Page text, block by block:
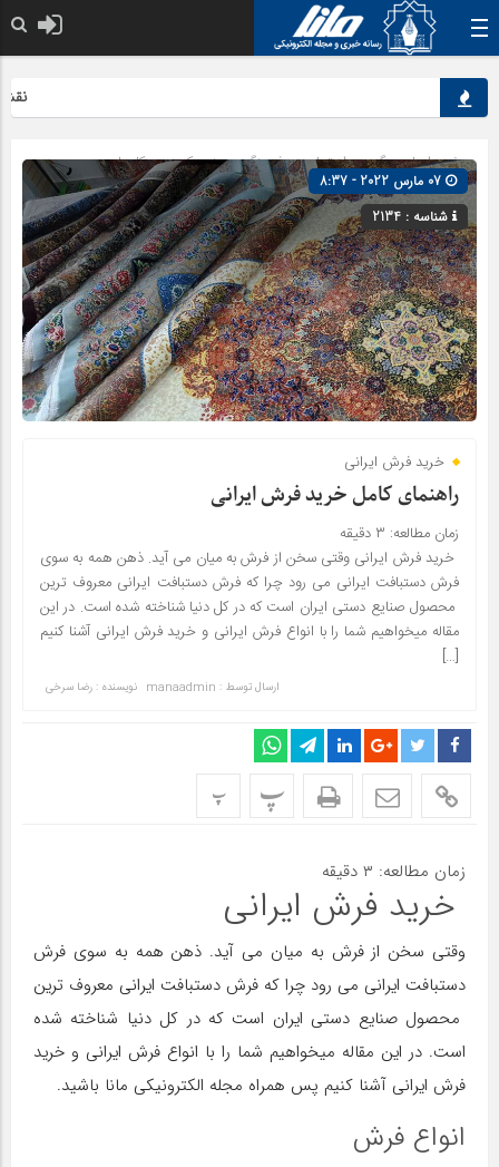
نقش
صفحه اصلی» گروه »اجتماعی»فرهنگ و هنر»کسب و کارها
شناسه : 2134
خرید فرش ایرانی
راهنمای کامل خرید فرش ایرانی
زمان مطالعه: ۳ دقیقه
خرید فرش ایرانی وقتی سخن از فرش به میان می آید. ذهن همه به سوی
فرش دستبافت ایرانی می رود چرا که فرش دستبافت ایرانی معروف ترین
محصول صنایع دستی ایران است که در کل دنیا شناخته شده است. در این
مقاله میخواهیم شما را با انواع فرش ایرانی و خرید فرش ایرانی آشنا کنیم
[…]
ارسال توسط : manaadmin نویسنده : رضا سرخی
پ پ
زمان مطالعه: ۳ دقیقه
خرید فرش ایرانی
وقتی سخن از فرش به میان می آید. ذهن همه به سوی فرش
دستبافت ایرانی می رود چرا که فرش دستبافت ایرانی معروف ترین
محصول صنایع دستی ایران است که در کل دنیا شناخته شده
است. در این مقاله میخواهیم شما را با انواع فرش ایرانی و خرید
فرش ایرانی آشنا کنیم پس همراه مجله الکترونیکی مانا باشید.
انواع فرش